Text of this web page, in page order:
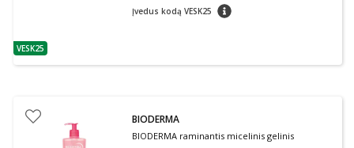
patarimas
VESK25
Įvedus kodą VESK25 patarimas
BIODERMA
BIODERMA raminantis micelinis gelinis